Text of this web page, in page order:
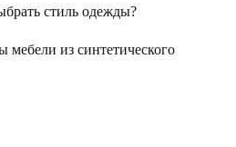
стиль одежды?
мебели из синтетического